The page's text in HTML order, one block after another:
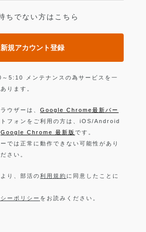
ちでない方はこちら
新規アカウント登録
5:10 メンテナンスの為サービスを一
ります。
ウザーは、 Google Chrome最新バー
フォンをご利用の方は、iOS/Android
Google Chrome 最新版 です。
では正常に動作できない可能性があり
さい。
り、部活の利用規約 に同意したことに
ーポリシー をお読みください。